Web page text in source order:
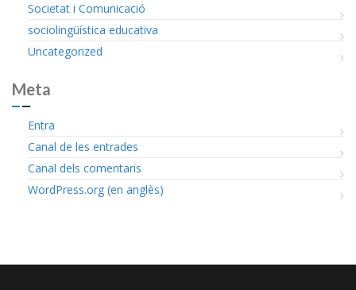
Societat i Comunicació
sociolingüística educativa
Uncategorized
Meta
Entra
Canal de les entrades
Canal dels comentaris
WordPress.org (en anglès)